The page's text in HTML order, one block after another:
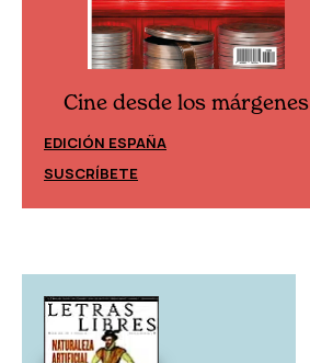
Cine desde los márgenes
EDICIÓN ESPAÑA
SUSCRÍBETE